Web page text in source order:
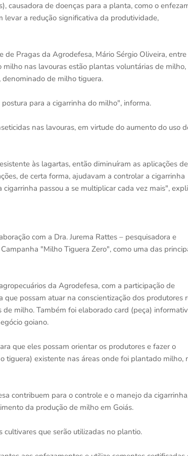
causadora de doenças para a planta, como o
a redução significativa da produtividade,
Pragas da Agrodefesa, Mário Sérgio Oliveira, entre
nas lavouras estão plantas voluntárias de milho,
de milho tiguera.
para a cigarrinha do milho", informa.
nas lavouras, em virtude do aumento do uso
às lagartas, então diminuíram as aplicações de
de certa forma, ajudavam a controlar a cigarrinha
passou a se multiplicar cada vez mais",
com a Dra. Jurema Rattes – pesquisadora e
"Milho Tiguera Zero", como uma das
da Agrodefesa, com a participação de
possam atuar na conscientização dos produtores
milho. Também foi elaborado card (peça)
goiano.
que eles possam orientar os produtores e fazer o
existente nas áreas onde foi plantado milho,
contribuem para o controle e o manejo da
da produção de milho em Goiás.
que serão utilizadas no plantio.